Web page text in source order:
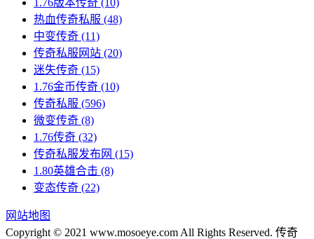
1.76版本传奇 (10)
热血传奇私服 (48)
中变传奇 (11)
传奇私服网站 (20)
迷失传奇 (15)
1.76金币传奇 (10)
传奇私服 (596)
微变传奇 (8)
1.76传奇 (32)
传奇私服发布网 (15)
1.80英雄合击 (8)
变态传奇 (22)
网站地图
Copyright © 2021 www.mosoeye.com All Rights Reserved. 传奇